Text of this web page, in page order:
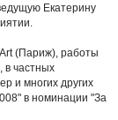
Екатерину
(Париж), работы
в частных
и многих других
в номинации "За